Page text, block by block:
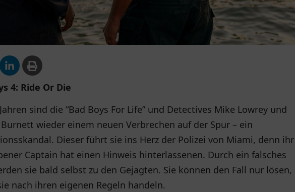
4: Ride Or Die
sind die “Bad Boys For Life” und Detectives Mike Lowrey und
wieder einem neuen Verbrechen auf der Spur – ein
Dieser führt sie ins Herz der Polizei von Miami, denn ihr
Captain hat einen Hinweis hinterlassenen. Durch ein falsches
sie bald selbst zu den Gejagten. Sie können den Fall nur lösen,
nach ihren eigenen Regeln handeln.